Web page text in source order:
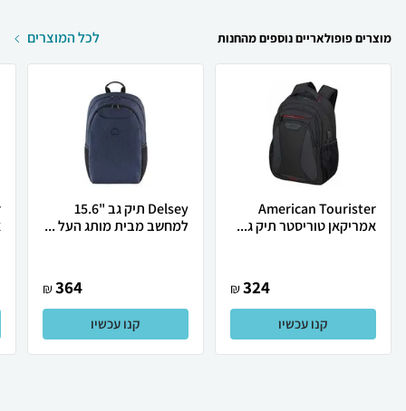
מוצרים פופולאריים נוספים מהחנות לכל המוצרים
American Tourister
אמריקאן טוריסטר תיק ג...
324
₪
קנו עכשיו
Delsey תיק גב "15.6
למחשב מבית מותג העל ...
364
₪
קנו עכשיו